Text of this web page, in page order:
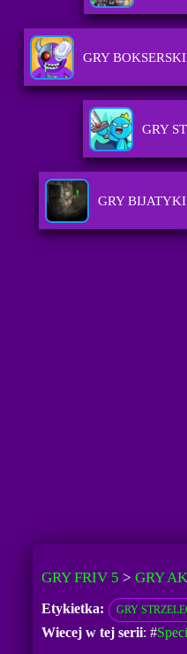
GRY
GRY
GRY BIJATYKI
GRY FRIV 5 > GRY
Etykietka: GRY
Wiecej w tej serii: #